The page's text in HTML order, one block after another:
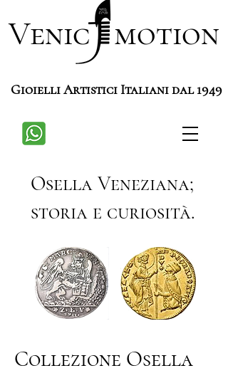
Venic motion
Gioielli Artistici Italiani dal 1949
Osella Veneziana;
storia e curiosità.
Collezione Osella